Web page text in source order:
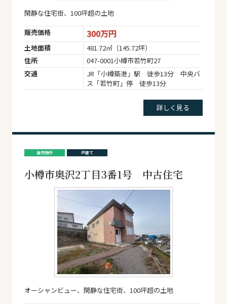
閑静な住宅街、100坪超の土地
販売価格 300万円
土地面積
481.72㎡（145.72坪）
住所
047-0001小樽市若竹町27
交通
JR「小樽築港」駅 徒歩13分 中央バ
ス「若竹町」停 徒歩13分
詳しく見る
販売物件 戸建て
小樽市奥沢2丁目3番1号 中古住宅
オーシャンビュー、閑静な住宅街、100坪超の土地